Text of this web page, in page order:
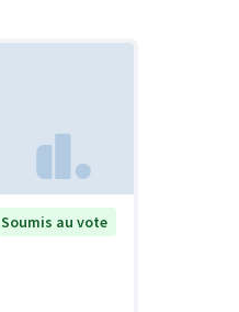
Soumis au vote